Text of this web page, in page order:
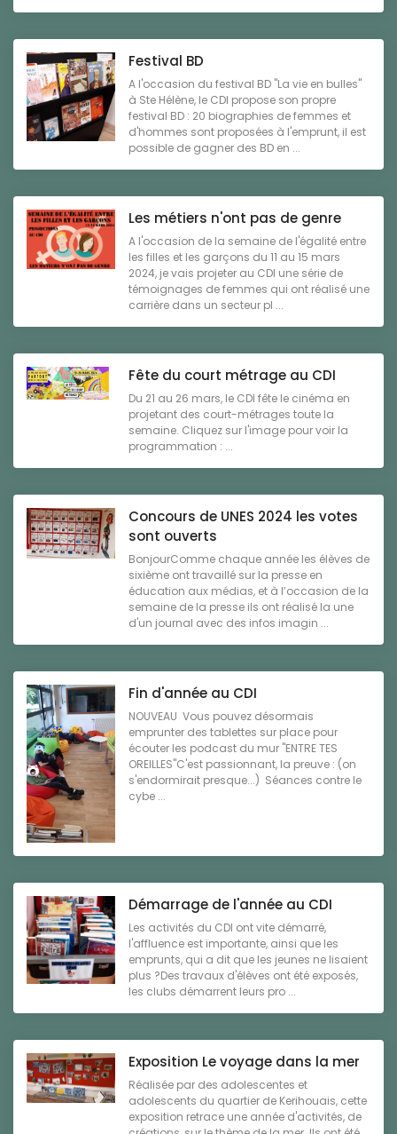
Festival BD
A l'occasion du festival BD "La vie en bulles"
à Ste Hélène, le CDI propose son propre
festival BD : 20 biographies de femmes et
d'hommes sont proposées à l'emprunt, il est
possible de gagner des BD en ...
Les métiers n'ont pas de genre
A l'occasion de la semaine de l'égalité entre
les filles et les garçons du 11 au 15 mars
2024, je vais projeter au CDI une série de
témoignages de femmes qui ont réalisé une
carrière dans un secteur pl ...
Fête du court métrage au CDI
Du 21 au 26 mars, le CDI fête le cinéma en
projetant des court-métrages toute la
semaine. Cliquez sur l'image pour voir la
programmation : ...
Concours de UNES 2024 les votes
sont ouverts
BonjourComme chaque année les élèves de
sixième ont travaillé sur la presse en
éducation aux médias, et à l’occasion de la
semaine de la presse ils ont réalisé la une
d'un journal avec des infos imagin ...
Fin d'année au CDI
NOUVEAU Vous pouvez désormais
emprunter des tablettes sur place pour
écouter les podcast du mur "ENTRE TES
OREILLES"C'est passionnant, la preuve : (on
s'endormirait presque...) Séances contre le
cybe ...
Démarrage de l'année au CDI
Les activités du CDI ont vite démarré,
l'affluence est importante, ainsi que les
emprunts, qui a dit que les jeunes ne lisaient
plus ?Des travaux d'élèves ont été exposés,
les clubs démarrent leurs pro ...
Exposition Le voyage dans la mer
Réalisée par des adolescentes et
adolescents du quartier de Kerihouais, cette
exposition retrace une année d'activités, de